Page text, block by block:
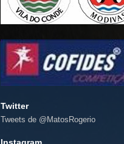
Twitter
Tweets de @MatosRogerio
Instagram